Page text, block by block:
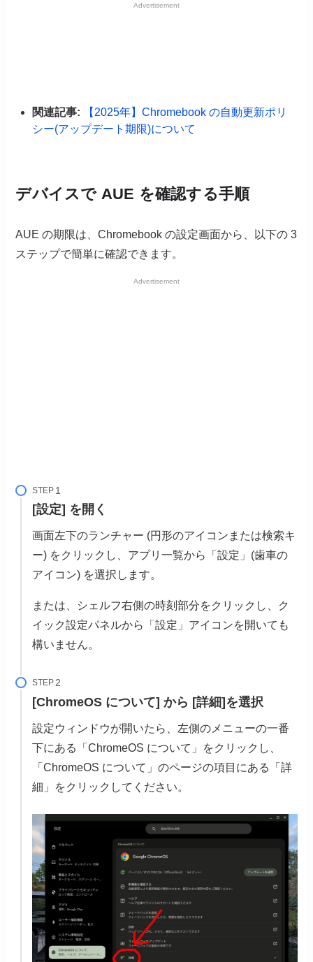
Advertisement
関連記事:
【2025年】Chromebook の自動更新ポリ
シー(アップデート期限)について
デバイスで AUE を確認する手順
AUE の期限は、Chromebook の設定画面から、以下の 3
ステップで簡単に確認できます。
Advertisement
STEP
[設定] を開く
画面左下のランチャー (円形のアイコンまたは検索キ
ー) をクリックし、アプリ一覧から「設定」(歯車の
アイコン) を選択します。
または、シェルフ右側の時刻部分をクリックし、ク
イック設定パネルから「設定」アイコンを開いても
構いません。
STEP
[ChromeOS について] から [詳細]を選択
設定ウィンドウが開いたら、左側のメニューの一番
下にある「ChromeOS について」をクリックし、
「ChromeOS について」のページの項目にある「詳
細」をクリックしてください。